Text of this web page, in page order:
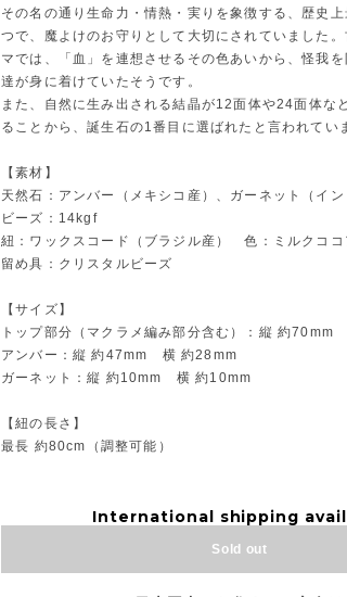
その名の通り生命力・情熱・実りを象徴する、歴史上
つで、魔よけのお守りとして大切にされていました
マでは、「血」を連想させるその色あいから、怪我
達が身に着けていたそうです。
また、自然に生み出される結晶が12面体や24面体な
ることから、誕生石の1番目に選ばれたと言われてい
【素材】
天然石：アンバー（メキシコ産）、ガーネット（イン
ビーズ：14kgf
紐：ワックスコード（ブラジル産） 色：ミルクココ
留め具：クリスタルビーズ
【サイズ】
トップ部分（マクラメ編み部分含む）：縦 約
アンバー：縦 約47mm 横 約28mm
ガーネット：縦 約10mm 横 約10mm
【紐の長さ】
最長 約80cm（調整可能）
International shipping
Sold out